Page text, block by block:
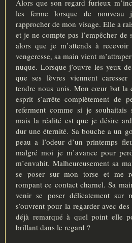
Alors que son regard furieux
les ferme lorsque de
rapprocher de mon visage. Elle a
et je ne compte pas l’empêcher
alors que je m’attends à
vengeresse, sa main vient
nuque. Lorsque j’ouvre les yeux
que ses lèvres viennent
tendre nous unis. Mon cœur bat la
esprit s’arrête complètement de
referment comme si je souhaitais
mais la réalité est que je désire
dur une éternité. Sa bouche a un
peau a l’odeur d’un printemps
malgré moi je m’avance pour
m’envahit. Malheureusement sa
se poser sur mon torse et me
rompant ce contact charnel. Sa
venir se poser délicatement sur
s’ouvrent pour la regarder avec
déjà remarqué à quel point elle
brillant dans le regard ?